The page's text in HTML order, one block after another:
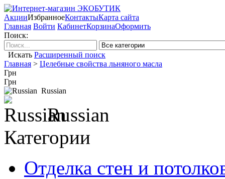
АкцииИзбранноеКонтактыКарта сайта
Главная Войти КабинетКорзинаОформить
Поиск:
Искать Расширенный поиск
Главная > Целебные свойства льняного масла
Грн
Грн
Russian
Russian
Категории
Отделка стен и